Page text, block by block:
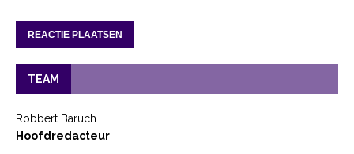
TEAM
Robbert Baruch
Hoofdredacteur